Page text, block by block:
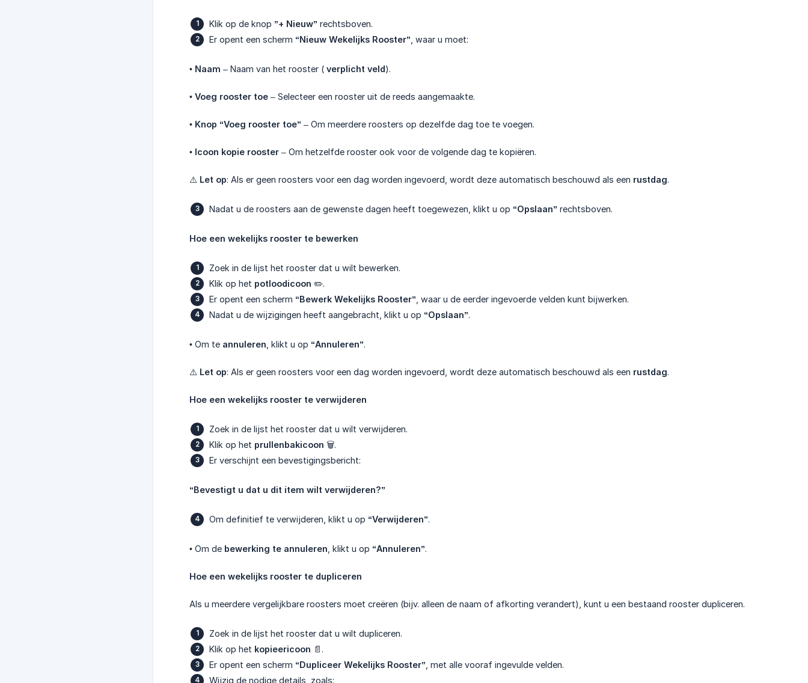
Klik op de knop ”+ Nieuw” rechtsboven.
Er opent een scherm “Nieuw Wekelijks Rooster” , waar u moet:
• Naam – Naam van het rooster ( verplicht veld).
• Voeg rooster toe – Selecteer een rooster uit de reeds aangemaakte.
• Knop “Voeg rooster toe” – Om meerdere roosters op dezelfde dag toe te voegen.
• Icoon kopie rooster – Om hetzelfde rooster ook voor de volgende dag te kopiëren.
⚠️ Let op: Als er geen roosters voor een dag worden ingevoerd, wordt deze automatisch beschouwd als een rustdag.
Nadat u de roosters aan de gewenste dagen heeft toegewezen, klikt u op “Opslaan” rechtsboven.
Hoe een wekelijks rooster te bewerken
Zoek in de lijst het rooster dat u wilt bewerken.
Klik op het potloodicoon ✏️.
Er opent een scherm “Bewerk Wekelijks Rooster” , waar u de eerder ingevoerde velden kunt bijwerken.
Nadat u de wijzigingen heeft aangebracht, klikt u op “Opslaan”.
• Om te annuleren , klikt u op “Annuleren”.
⚠️ Let op: Als er geen roosters voor een dag worden ingevoerd, wordt deze automatisch beschouwd als een rustdag.
Hoe een wekelijks rooster te verwijderen
Zoek in de lijst het rooster dat u wilt verwijderen.
Klik op het prullenbakicoon 🗑.
Er verschijnt een bevestigingsbericht:
“Bevestigt u dat u dit item wilt verwijderen?”
Om definitief te verwijderen, klikt u op “Verwijderen”.
• Om de bewerking te annuleren , klikt u op “Annuleren”.
Hoe een wekelijks rooster te dupliceren
Als u meerdere vergelijkbare roosters moet creëren (bijv. alleen de naam of afkorting verandert), kunt u een bestaand rooster dupliceren.
Zoek in de lijst het rooster dat u wilt dupliceren.
Klik op het kopieericoon 📄.
Er opent een scherm “Dupliceer Wekelijks Rooster” , met alle vooraf ingevulde velden.
Wijzig de nodige details, zoals: